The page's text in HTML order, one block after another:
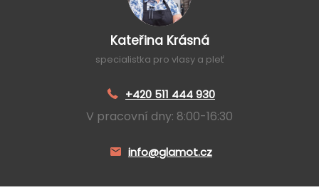
Kateřina Krásná
specialistka pro vlasy a pleť
+420 511 444 930
V pracovní dny: 8:00-16:30
info@glamot.cz